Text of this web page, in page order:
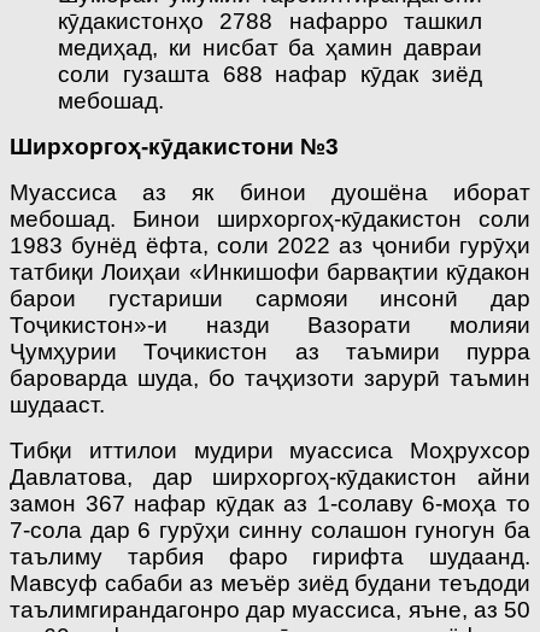
кӯдакистонҳо 2788 нафарро ташкил
медиҳад, ки нисбат ба ҳамин давраи
соли гузашта 688 нафар кӯдак зиёд
мебошад.
Ширхоргоҳ-кӯдакистони №3
Муассиса аз як бинои дуошёна иборат
мебошад. Бинои ширхоргоҳ-кӯдакистон соли
1983 бунёд ёфта, соли 2022 аз ҷониби гурӯҳи
татбиқи Лоиҳаи «Инкишофи барвақтии кӯдакон
барои густариши сармояи инсонӣ дар
Тоҷикистон»-и назди Вазорати молияи
Ҷумҳурии Тоҷикистон аз таъмири пурра
бароварда шуда, бо таҷҳизоти зарурӣ таъмин
шудааст.
Тибқи иттилои мудири муассиса Моҳрухсор
Давлатова, дар ширхоргоҳ-кӯдакистон айни
замон 367 нафар кӯдак аз 1-солаву 6-моҳа то
7-сола дар 6 гурӯҳи синну солашон гуногун ба
таълиму тарбия фаро гирифта шудаанд.
Мавсуф сабаби аз меъёр зиёд будани теъдоди
таълимгирандагонро дар муассиса, яъне, аз 50